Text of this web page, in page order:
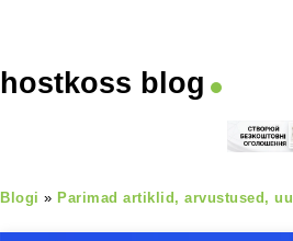
hostkoss blog
Blogi » Parimad artiklid, arvustused,